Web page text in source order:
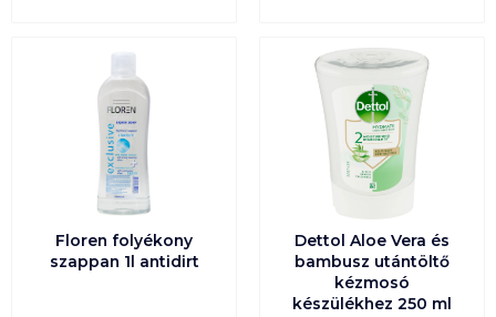
Floren folyékony
szappan 1l antidirt
Dettol Aloe Vera és
bambusz utántöltő
kézmosó
készülékhez 250 ml